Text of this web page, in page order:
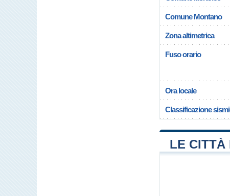
Comune Montano
Zona altimetrica
Fuso orario
Ora locale
Classificazione
LE CITTÀ